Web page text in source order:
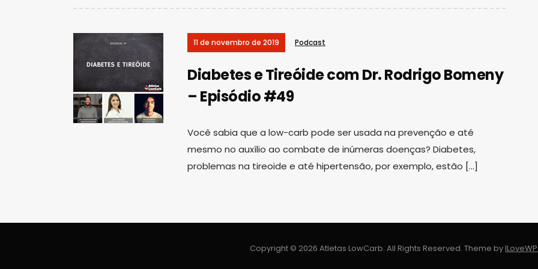
11 de novembro de 2019 Podcast
Diabetes e Tireóide com Dr. Rodrigo Bomeny
– Episódio #49
Você sabia que a low-carb pode ser usada na prevenção e até
mesmo no auxílio ao combate de inúmeras doenças? Diabetes,
problemas na tireoide e até hipertensão, por exemplo, estão […]
Copyright © 2026 Atletas LowCarb. All Rights Reserved. Theme by